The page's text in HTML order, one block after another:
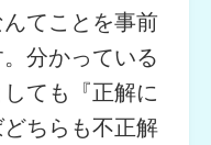
てことを事前
分かっている
ても『正解に
ちらも不正解